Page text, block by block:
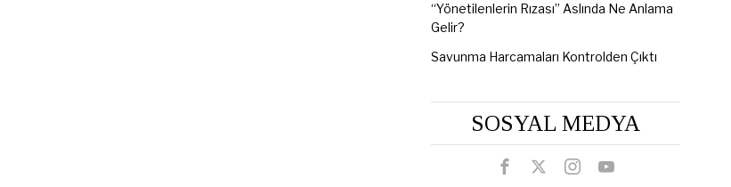
“Yönetilenlerin Rızası” Aslında Ne Anlama
Gelir?
Savunma Harcamaları Kontrolden Çıktı
SOSYAL MEDYA